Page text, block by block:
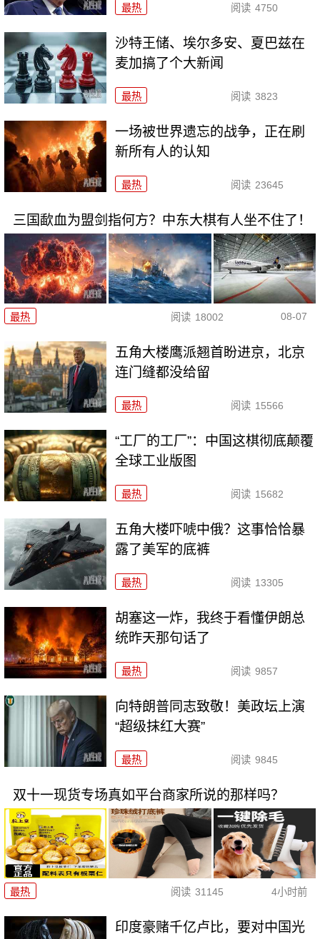
最热 阅读 4750
沙特王储、埃尔多安、夏巴兹在
麦加搞了个大新闻
最热 阅读 3823
一场被世界遗忘的战争，正在刷
新所有人的认知
最热 阅读 23645
三国歃血为盟剑指何方？中东大棋有人坐不住了！
最热 阅读 18002 08-07
五角大楼鹰派翘首盼进京，北京
连门缝都没给留
最热 阅读 15566
“工厂的工厂”：中国这棋彻底颠覆
全球工业版图
最热 阅读 15682
五角大楼吓唬中俄？这事恰恰暴
露了美军的底裤
最热 阅读 13305
胡塞这一炸，我终于看懂伊朗总
统昨天那句话了
最热 阅读 9857
向特朗普同志致敬！美政坛上演
“超级抹红大赛”
最热 阅读 9845
双十一现货专场真如平台商家所说的那样吗？
最热 阅读 31145 4小时前
印度豪赌千亿卢比，要对中国光